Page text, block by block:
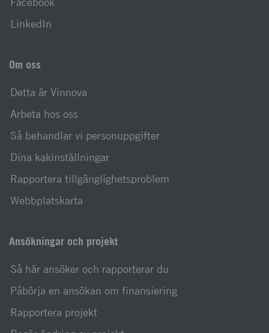
LinkedIn
Om oss
Detta är Vinnova
Arbeta hos oss
Så behandlar vi personuppgifter
Dina kakinställningar
Rapportera tillgänglighetsproblem
Webbplatskarta
Ansökningar och projekt
Så här ansöker och rapporterar du
Påbörja en ansökan om finansiering
Rapportera projekt